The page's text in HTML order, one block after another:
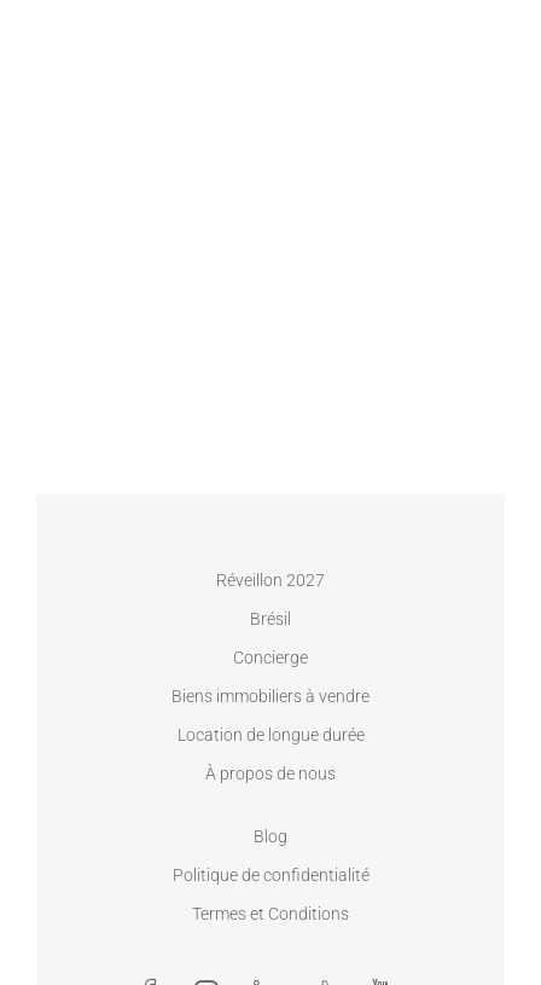
Réveillon 2027
Brésil
Concierge
Biens immobiliers à vendre
Location de longue durée
À propos de nous
Blog
Politique de confidentialité
Termes et Conditions